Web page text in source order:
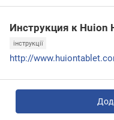
Инструкция к Huion
інструкції